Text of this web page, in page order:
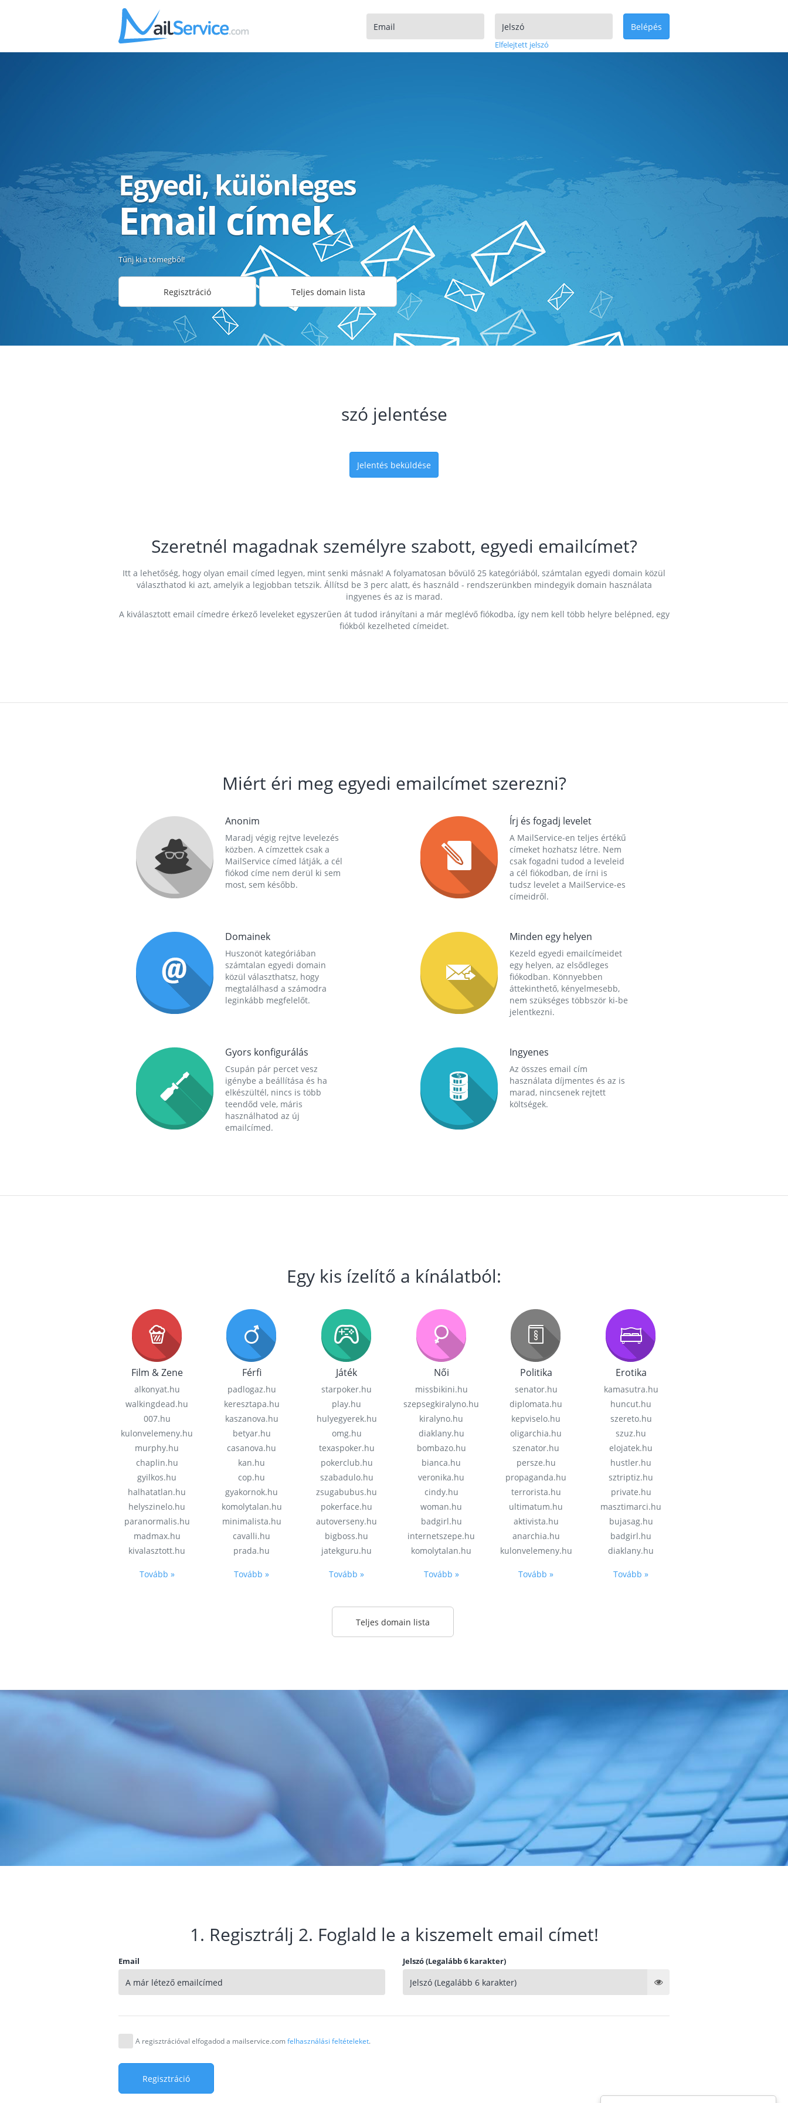
Elfelejtett jelszó
Belépés
Egyedi, különleges
Email címek
Tűnj ki a tömegből!
Regisztráció Teljes domain lista
szó jelentése
Jelentés beküldése
Szeretnél magadnak személyre szabott, egyedi emailcímet?
Itt a lehetőség, hogy olyan email címed legyen, mint senki másnak! A folyamatosan bővülő 25 kategóriából, számtalan egyedi domain közül
választhatod ki azt, amelyik a legjobban tetszik. Állítsd be 3 perc alatt, és használd - rendszerünkben mindegyik domain használata
ingyenes és az is marad.
A kiválasztott email címedre érkező leveleket egyszerűen át tudod irányítani a már meglévő fiókodba, így nem kell több helyre belépned, egy
fiókból kezelheted címeidet.
Miért éri meg egyedi emailcímet szerezni?
Anonim
Maradj végig rejtve levelezés
közben. A címzettek csak a
MailService címed látják, a cél
fiókod címe nem derül ki sem
most, sem később.
Írj és fogadj levelet
A MailService-en teljes értékű
címeket hozhatsz létre. Nem
csak fogadni tudod a leveleid
a cél fiókodban, de írni is
tudsz levelet a MailService-es
címeidről.
Domainek
Huszonöt kategóriában
számtalan egyedi domain
közül választhatsz, hogy
megtalálhasd a számodra
leginkább megfelelőt.
Minden egy helyen
Kezeld egyedi emailcímeidet
egy helyen, az elsődleges
fiókodban. Könnyebben
áttekinthető, kényelmesebb,
nem szükséges többször ki-be
jelentkezni.
Gyors konfigurálás
Csupán pár percet vesz
igénybe a beállítása és ha
elkészültél, nincs is több
teendőd vele, máris
használhatod az új
emailcímed.
Ingyenes
Az összes email cím
használata díjmentes és az is
marad, nincsenek rejtett
költségek.
Egy kis ízelítő a kínálatból:
Film & Zene
alkonyat.hu
walkingdead.hu
007.hu
kulonvelemeny.hu
murphy.hu
chaplin.hu
gyilkos.hu
halhatatlan.hu
helyszinelo.hu
paranormalis.hu
madmax.hu
kivalasztott.hu
Tovább »
Férfi
padlogaz.hu
keresztapa.hu
kaszanova.hu
betyar.hu
casanova.hu
kan.hu
cop.hu
gyakornok.hu
komolytalan.hu
minimalista.hu
cavalli.hu
prada.hu
Tovább »
Játék
starpoker.hu
play.hu
hulyegyerek.hu
omg.hu
texaspoker.hu
pokerclub.hu
szabadulo.hu
zsugabubus.hu
pokerface.hu
autoverseny.hu
bigboss.hu
jatekguru.hu
Tovább »
Női
missbikini.hu
szepsegkiralyno.hu
kiralyno.hu
diaklany.hu
bombazo.hu
bianca.hu
veronika.hu
cindy.hu
woman.hu
badgirl.hu
internetszepe.hu
komolytalan.hu
Tovább »
Politika
senator.hu
diplomata.hu
kepviselo.hu
oligarchia.hu
szenator.hu
persze.hu
propaganda.hu
terrorista.hu
ultimatum.hu
aktivista.hu
anarchia.hu
kulonvelemeny.hu
Tovább »
Erotika
kamasutra.hu
huncut.hu
szereto.hu
szuz.hu
elojatek.hu
hustler.hu
sztriptiz.hu
private.hu
masztimarci.hu
bujasag.hu
badgirl.hu
diaklany.hu
Tovább »
Teljes domain lista
1. Regisztrálj 2. Foglald le a kiszemelt email címet!
Email Jelszó (Legalább 6 karakter)
A regisztrációval elfogadod a mailservice.comfelhasználási feltételeket.
Regisztráció